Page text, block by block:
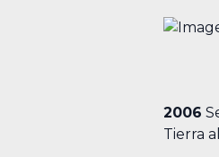
2006
Tierra